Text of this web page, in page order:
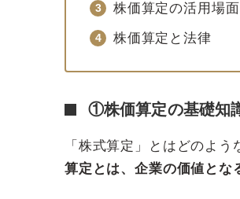
株価算定の活用場面
株価算定と法律
①株価算定の基礎知
「株式算定」とはどのよ
算定とは、企業の価値とな